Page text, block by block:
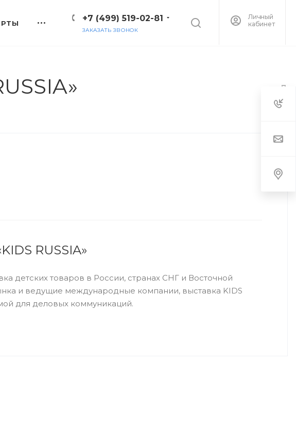
Личный
кабинет
+7 (499) 519-02-81
ЗАКАЗАТЬ ЗВОНОК
RUSSIA»
детских товаров в России, странах СНГ и Восточной
и ведущие международные компании, выставка KIDS
для деловых коммуникаций.